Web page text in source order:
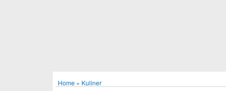
Home » Kuliner